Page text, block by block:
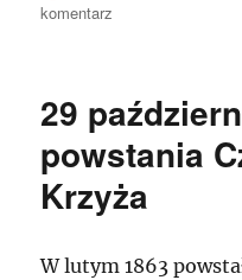
komentarz
29
powstania
Krzyża
W lutym 1863